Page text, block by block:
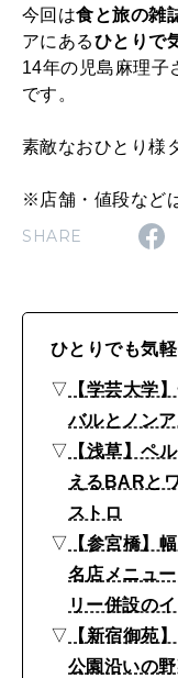
機
野
菜
ビ
ト
ロ
日
今回は食と旅の雑
アにあるひとりで
14年の児島麻理子
です。
素敵なおひとり様
※店舗・値段など
SHARE
ひとりでも気
▽ 【学芸大学
バルとノン
▽ 【浅草】ペ
えるBARと
ストロ
▽ 【参宮橋】
名店メニュ
リー併設の
▽ 【新宿御苑
公園沿いの